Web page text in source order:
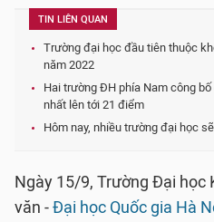
TIN LIÊN QUAN
Trường đại học đầu tiên thuộc
năm 2022
Hai trường ĐH phía Nam công
nhất lên tới 21 điểm
Hôm nay, nhiều trường đại học
Ngày 15/9, Trường Đại học
văn -Đại học Quốc gia Hà